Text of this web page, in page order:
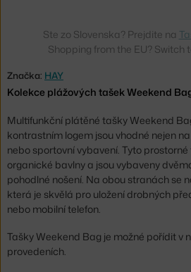
Značka: HAY
Kolekce plážových tašek Weekend
Multifunkční plátěné tašky Weekend
kontrastním logem jsou vhodné nejen
nebo sportovní vybavení. Tyto
organické bavlny a jsou vybaveny
pohodlné nošení. Na obou stranách se
která je skvělá pro uložení drobných
nebo mobilní telefon.
Tašky Weekend Bag je možné pořídit v
provedeních.
Ste zo Slovenska? Prejdite na
Shopping from the EU? Switch